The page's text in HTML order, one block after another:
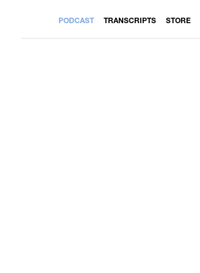
PODCAST TRANSCRIPTS STORE